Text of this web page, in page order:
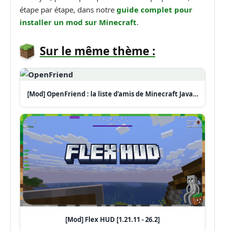
étape par étape, dans notre guide complet pour
installer un mod sur Minecraft.
Sur le même thème :
[Mod] OpenFriend : la liste d’amis de Minecraft Java…
[Mod] Flex HUD [1.21.11 - 26.2]